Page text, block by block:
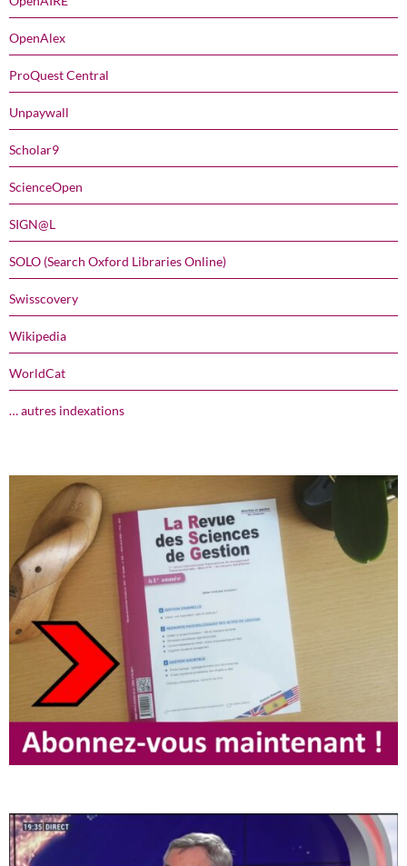
OpenAlex
ProQuest Central
Unpaywall
Scholar9
ScienceOpen
SIGN@L
SOLO (Search Oxford Libraries Online)
Swisscovery
Wikipedia
WorldCat
… autres indexations